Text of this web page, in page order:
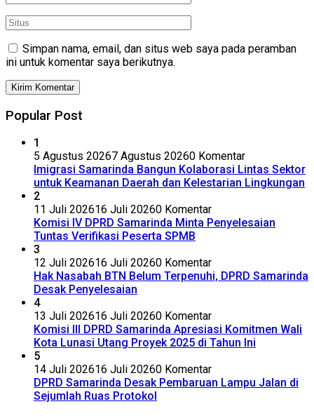
Simpan nama, email, dan situs web saya pada peramban
ini untuk komentar saya berikutnya.
Popular Post
1
5 Agustus 20267 Agustus 20260 Komentar
Imigrasi Samarinda Bangun Kolaborasi Lintas Sektor
untuk Keamanan Daerah dan Kelestarian Lingkungan
2
11 Juli 202616 Juli 20260 Komentar
Komisi IV DPRD Samarinda Minta Penyelesaian
Tuntas Verifikasi Peserta SPMB
3
12 Juli 202616 Juli 20260 Komentar
Hak Nasabah BTN Belum Terpenuhi, DPRD Samarinda
Desak Penyelesaian
4
13 Juli 202616 Juli 20260 Komentar
Komisi III DPRD Samarinda Apresiasi Komitmen Wali
Kota Lunasi Utang Proyek 2025 di Tahun Ini
5
14 Juli 202616 Juli 20260 Komentar
DPRD Samarinda Desak Pembaruan Lampu Jalan di
Sejumlah Ruas Protokol